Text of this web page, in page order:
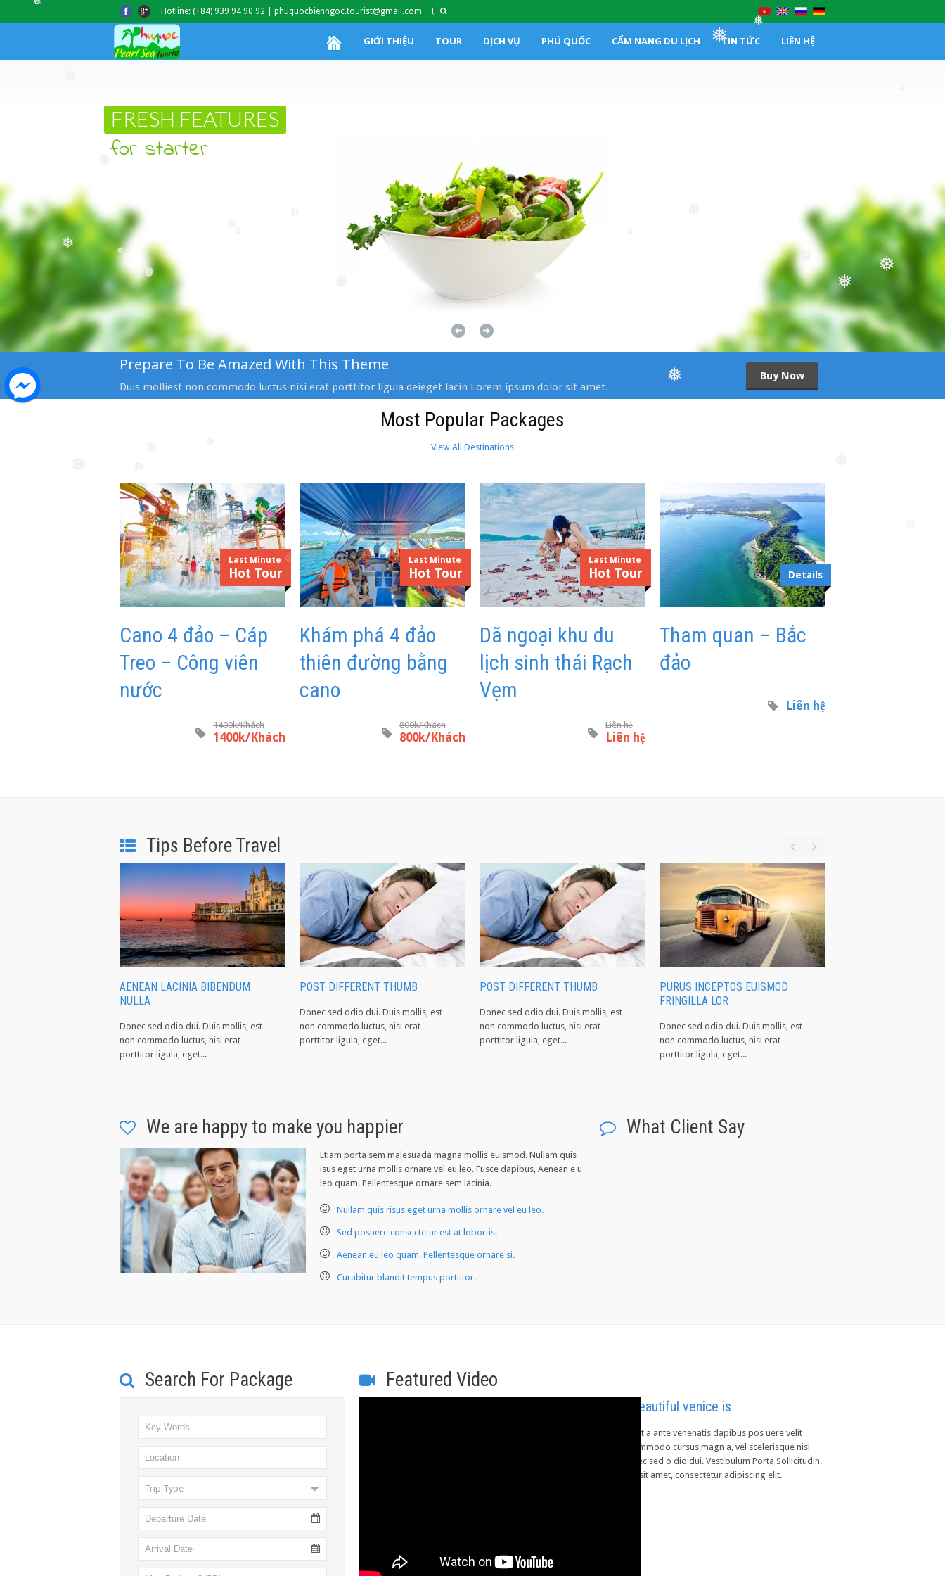
❅
❅
❅ ❅
❅
❅
❅
❅
❅
❅
❅
❅
Hotline: (+84) 939 94 90 92 | phuquocbienngoc.tourist@gmail.com
GIỚI THIỆU TOUR DỊCH VỤ PHÚ QUỐC CẨM NANG DU LỊCH TIN TỨC LIÊN HỆ
FRESH FEATURES
for starter
Prepare To Be Amazed With This Theme
Duis molliest non commodo luctus nisi erat porttitor ligula deieget lacin Lorem ipsum dolor sit amet.
Buy Now
Most Popular Packages
View All Destinations
Last Minute
Hot Tour
Cano 4 đảo – Cáp
Treo – Công viên
nước
1400k/Khách
1400k/Khách
Last Minute
Hot Tour
Khám phá 4 đảo
thiên đường bằng
cano
800k/Khách
800k/Khách
Last Minute
Hot Tour
Dã ngoại khu du
lịch sinh thái Rạch
Vẹm
Liên hệ
Liên hệ
Details
Tham quan – Bắc
đảo
Liên hệ
Tips Before Travel
AENEAN LACINIA BIBENDUM
NULLA
Donec sed odio dui. Duis mollis, est
non commodo luctus, nisi erat
porttitor ligula, eget...
POST DIFFERENT THUMB
Donec sed odio dui. Duis mollis, est
non commodo luctus, nisi erat
porttitor ligula, eget...
POST DIFFERENT THUMB
Donec sed odio dui. Duis mollis, est
non commodo luctus, nisi erat
porttitor ligula, eget...
PURUS INCEPTOS EUISMOD
FRINGILLA LOR
Donec sed odio dui. Duis mollis, est
non commodo luctus, nisi erat
porttitor ligula, eget...
We are happy to make you happier
Etiam porta sem malesuada magna mollis euismod. Nullam quis
isus eget urna mollis ornare vel eu leo. Fusce dapibus, Aenean e u
leo quam. Pellentesque ornare sem lacinia.
Nullam quis risus eget urna mollis ornare vel eu leo.
Sed posuere consectetur est at lobortis.
Aenean eu leo quam. Pellentesque ornare si.
Curabitur blandit tempus porttitor.
What Client Say
Search For Package
Trip Type
Featured Video
Let see how beautiful venice is
Integer posuere erat a ante venenatis dapibus pos uere velit
aliquet. Praesent commodo cursus magn a, vel scelerisque nisl
consectetur et. Donec sed o dio dui. Vestibulum Porta Sollicitudin.
Lorem ipsum dolor sit amet, consectetur adipiscing elit.